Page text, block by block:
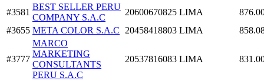
#3581
BEST SELLER PERU
COMPANY S.A.C
20600670825 LIMA
#3655 META COLOR S.A.C 20458418803 LIMA
#3777
MARCO
MARKETING
CONSULTANTS
PERU S.A.C
20537816083 LIMA